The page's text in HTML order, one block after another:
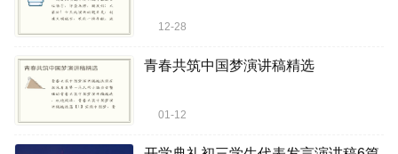
12-28
青春共筑中国梦演讲稿精选
01-12